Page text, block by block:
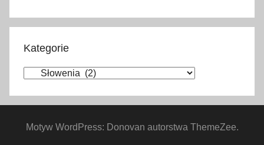
Kategorie
Kategorie
Motyw WordPress: Donovan autorstwa ThemeZee.